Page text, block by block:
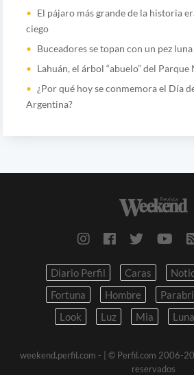
El pájaro más grande de la historia
ciego
Buceadores se topan con un pez
Lahuán, el árbol “abuelo” del
¿Por qué hoy se conmemora el Día
Argentina?
Diario Perfil Caras
Fortuna
Hombre
Look
Luz Mia
weekend.perfil.com - | © Perfil.com 2006-
reservados